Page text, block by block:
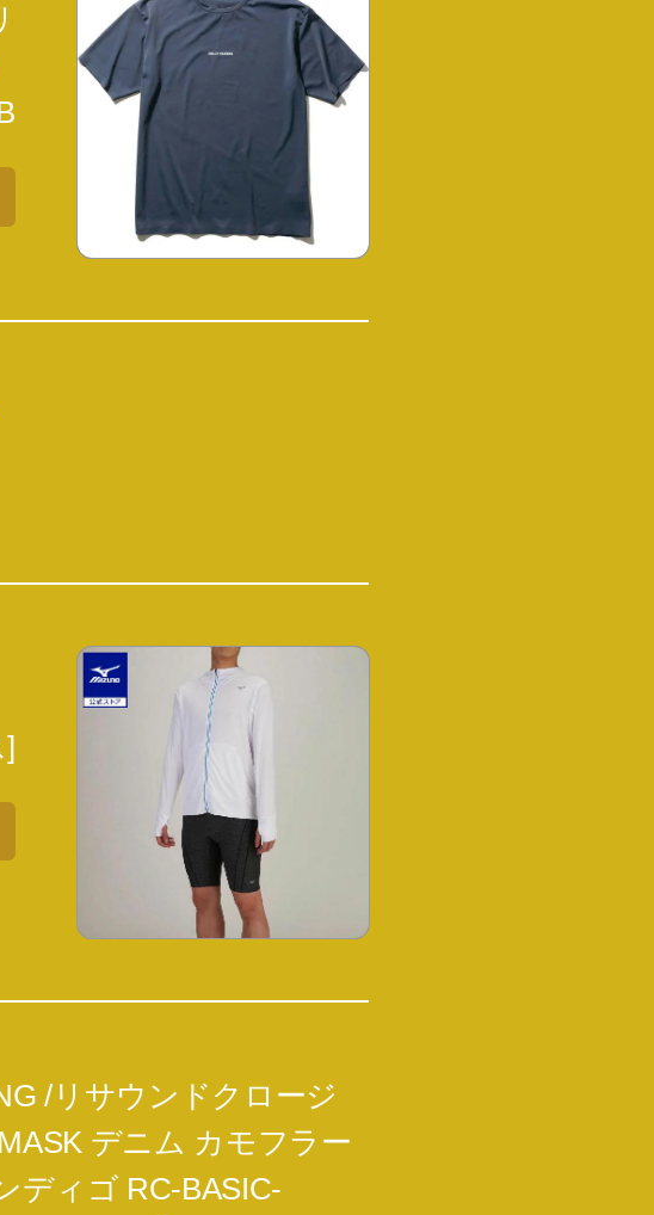
/リサウンドクロージ
デニム カモフラー
ディゴ RC-BASIC-